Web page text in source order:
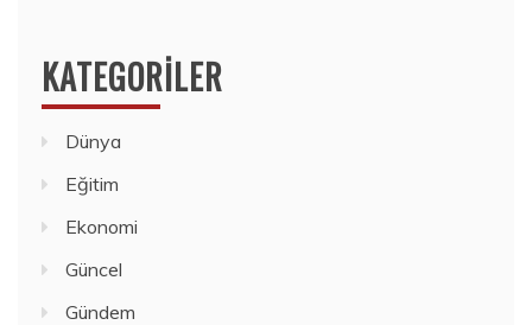
KATEGORILER
Dünya
Eğitim
Ekonomi
Güncel
Gündem